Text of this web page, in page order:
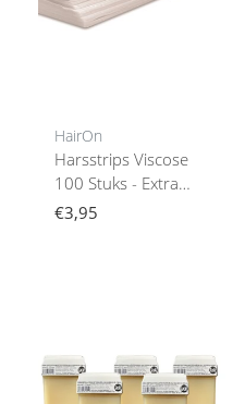
HairOn
Harsstrips Viscose
100 Stuks - Extra
Zachte Stripwax
€3,95